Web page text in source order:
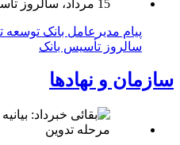
سالروز تأسیس بانک
سازمان و نهادها